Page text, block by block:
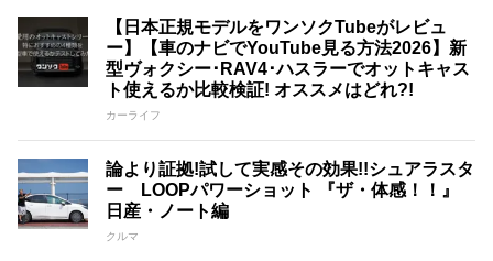
【日本正規モデルをワンソクTubeがレビュ
ー】【車のナビでYouTube見る方法2026】新
型ヴォクシー･RAV4･ハスラーでオットキャス
ト使えるか比較検証! オススメはどれ?!
カーライフ
論より証拠!試して実感その効果!!シュアラスタ
ー LOOPパワーショット 『ザ・体感！！』
日産・ノート編
クルマ